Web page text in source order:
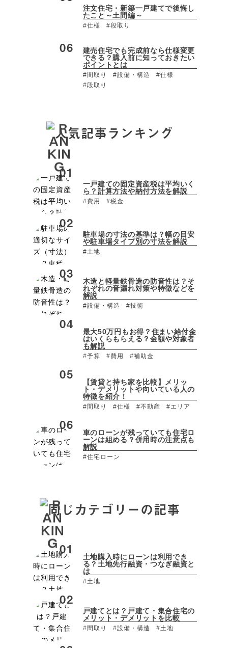
注文住宅・新築一戸建てで後悔し
たこと～土間編～
#仕様 #段取り
建売住宅でも完成前なら仕様変更
できる？購入前に知っておきたい
ポイントとは
#間取り #設備・構造
#仕様
#段取り
人気記事ランキング
一戸建ての固定資産税は平均いく
ら？計算方法や納付方法を解説
#費用 #税金
駐車場の寸法の基準は？幅の目安
や駐車場タイプ別の寸法を解説
#土地
木造と軽量鉄骨造の防音性は？そ
れぞれの音漏れ対策や特徴などを
解説
#設備・構造 #技術
最大50万円もお得？住まい給付金
はいくらもらえる？金額や対象者
も解説
#予算 #費用 #補助金
【賃貸と持ち家を比較】メリッ
ト・デメリットや向いている人の
特徴を紹介！
#間取り #仕様 #不動産 #エリア
車のローンが残っていても住宅ロ
ーンは組める？併用時の注意点も
解説
#住宅ローン
同じカテゴリーの記事
土地購入時にローンは利用でき
る？土地先行融資・つなぎ融資と
は
#土地
戸建てとは？戸建て・集合住宅の
メリット・デメリットを比較
#間取り #設備・構造 #土地